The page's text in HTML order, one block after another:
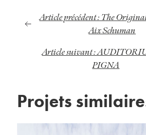
Article précédent : The
Aix Schuman
Article suivant :
PIGNA
Projets